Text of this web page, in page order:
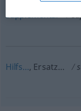
supplementär
Hilfs…, Ersatz…